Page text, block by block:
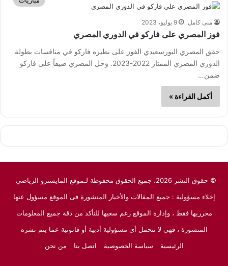
منى كامل 9 يوليو، 2023
فوز المصري على فاركو في الدوري المصري
حقق المصري البورسعيدي الفوز على نظيره فاركو في منافسات بطولة
الدوري المصري الممتاز 2022-2023. وحل المصري ضيفاً على فاركو
ضمن…
أكمل القراءة »
© حقوق النشر 2026، جميع الحقوق محفوظة لـموقع المايسترو الرياضي
إخلاء مسؤولية : جميع المقالات والأخبار المنشورة فى الموقع مسؤول عنها
محرريها فقط ، وإدارة الموقع رغم سعيها للتأكد من دقة جميع المعلومات
المنشورة ، فهي لا تتحمل أى مسؤولية أدبية أو قانونية عما يتم نشره
الرئيسية
سياسة الخصوصية اتصل بنا من نحن